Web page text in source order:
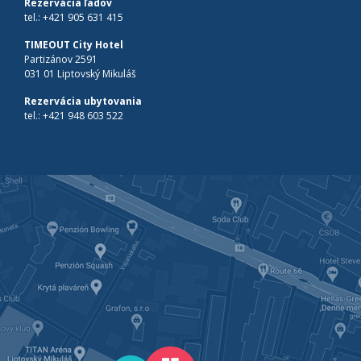
tel.: +421 905 631 415
TIMEOUT City Hotel
Partizánov 2591
031 01 Liptovský Mikuláš
Rezervácia ubytovania
tel.: +421 948 603 522